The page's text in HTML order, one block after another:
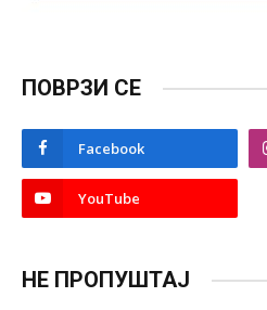
ПОВРЗИ СЕ
Facebook
YouTube
НЕ ПРОПУШТАЈ